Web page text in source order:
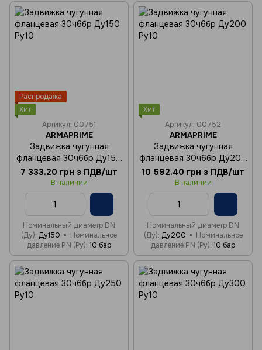
Распродажа
Хит
Артикул: 00751
ARMAPRIME
Задвижка чугунная
фланцевая 30ч6бр Ду150
Ру10
7 333.20 грн з ПДВ/шт
В наличии
Номинальный диаметр DN
(Ду) Ду150
Номинальное
давление PN (Ру) 10 бар
Хит
Артикул: 00752
ARMAPRIME
Задвижка чугунная
фланцевая 30ч6бр Ду200
Ру10
10 592.40 грн з ПДВ/шт
В наличии
Номинальный диаметр DN
(Ду) Ду200
Номинальное
давление PN (Ру) 10 бар